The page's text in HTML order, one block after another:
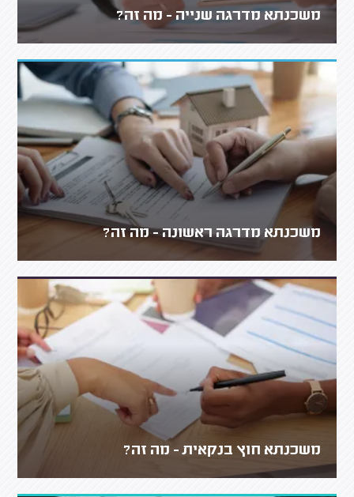
משכנתא מדרגה שנייה - מה זה?
משכנתא מדרגה ראשונה - מה זה?
משכנתא חוץ בנקאית - מה זה?